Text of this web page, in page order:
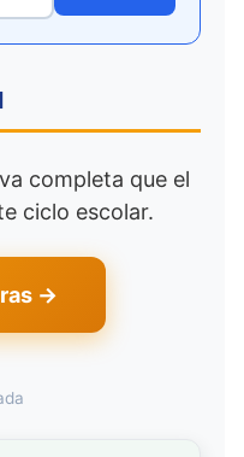
completa que el
ciclo escolar.
→